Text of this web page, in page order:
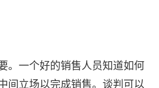
。一个好的销售人员知道如何
间立场以完成销售。谈判可以